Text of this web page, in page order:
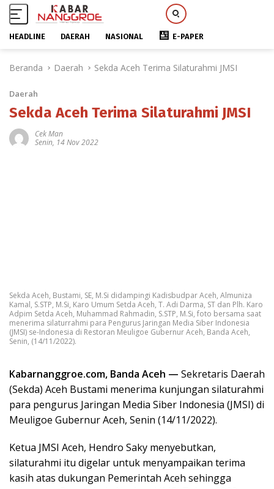
HEADLINE DAERAH NASIONAL E-PAPER
Beranda Daerah Sekda Aceh Terima Silaturahmi JMSI
Daerah
Sekda Aceh Terima Silaturahmi JMSI
Cek Man
Senin, 14 Nov 2022
Sekda Aceh, Bustami, SE, M.Si didampingi Kadisbudpar Aceh, Almuniza
Kamal, S.STP, M.Si, Karo Umum Setda Aceh, T. Adi Darma, ST dan Plh. Karo
Adpim Setda Aceh, Muhammad Rahmadin, S.STP, M.Si, foto bersama saat
menerima silaturrahmi para Pengurus Jaringan Media Siber Indonesia
(JMSI) se-Indonesia di Restoran Meuligoe Gubernur Aceh, Banda Aceh,
Senin, (14/11/2022).
Kabarnanggroe.com, Banda Aceh — Sekretaris Daerah
(Sekda) Aceh Bustami menerima kunjungan silaturahmi
para pengurus Jaringan Media Siber Indonesia (JMSI) di
Meuligoe Gubernur Aceh, Senin (14/11/2022).
Ketua JMSI Aceh, Hendro Saky menyebutkan,
silaturahmi itu digelar untuk menyampaikan terima
kasih atas dukungan Pemerintah Aceh sehingga